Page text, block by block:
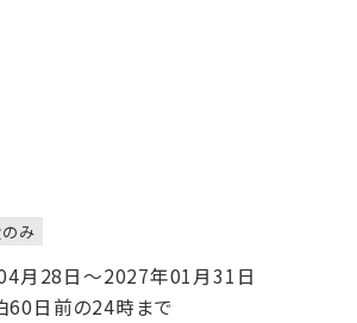
み
月28日～2027年01月31日
60日前の24時まで